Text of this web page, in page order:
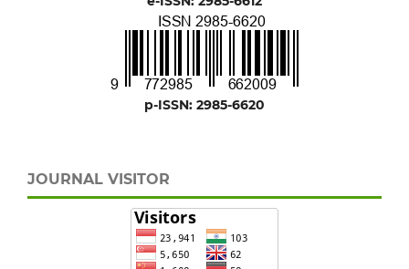
p-ISSN: 2985-6620
JOURNAL VISITOR